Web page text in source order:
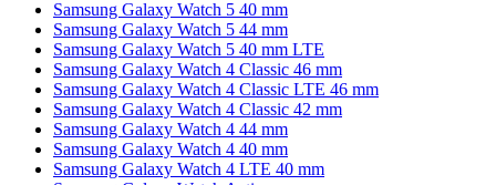
Samsung Galaxy Watch 5 40 mm
Samsung Galaxy Watch 5 44 mm
Samsung Galaxy Watch 5 40 mm LTE
Samsung Galaxy Watch 4 Classic 46 mm
Samsung Galaxy Watch 4 Classic LTE 46 mm
Samsung Galaxy Watch 4 Classic 42 mm
Samsung Galaxy Watch 4 44 mm
Samsung Galaxy Watch 4 40 mm
Samsung Galaxy Watch 4 LTE 40 mm